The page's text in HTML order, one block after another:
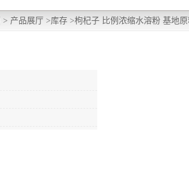
> 产品展厅 >库存 >枸杞子 比例浓缩水溶粉 基地